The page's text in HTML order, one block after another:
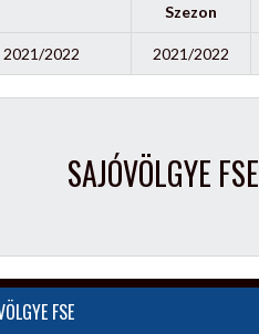
Szezon
2021/2022 2021/2022
SAJÓVÖLGYE FSE
FSE